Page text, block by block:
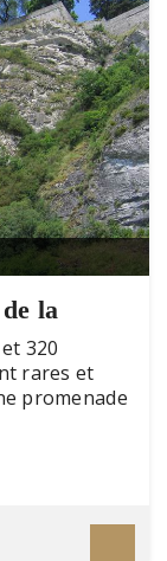
la
320
rares et
promenade
Elles
seul ou